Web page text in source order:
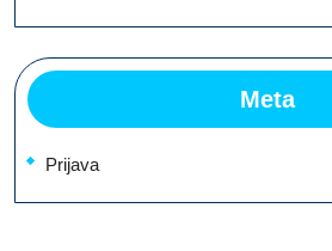
Meta
Prijava